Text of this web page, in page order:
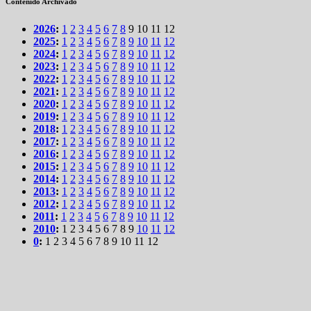
2026: 1 2 3 4 5 6 7 8 9 10 11 12
2025: 1 2 3 4 5 6 7 8 9 10 11 12
2024: 1 2 3 4 5 6 7 8 9 10 11 12
2023: 1 2 3 4 5 6 7 8 9 10 11 12
2022: 1 2 3 4 5 6 7 8 9 10 11 12
2021: 1 2 3 4 5 6 7 8 9 10 11 12
2020: 1 2 3 4 5 6 7 8 9 10 11 12
2019: 1 2 3 4 5 6 7 8 9 10 11 12
2018: 1 2 3 4 5 6 7 8 9 10 11 12
2017: 1 2 3 4 5 6 7 8 9 10 11 12
2016: 1 2 3 4 5 6 7 8 9 10 11 12
2015: 1 2 3 4 5 6 7 8 9 10 11 12
2014: 1 2 3 4 5 6 7 8 9 10 11 12
2013: 1 2 3 4 5 6 7 8 9 10 11 12
2012: 1 2 3 4 5 6 7 8 9 10 11 12
2011: 1 2 3 4 5 6 7 8 9 10 11 12
2010: 1 2 3 4 5 6 7 8 9 10 11 12
0: 1 2 3 4 5 6 7 8 9 10 11 12